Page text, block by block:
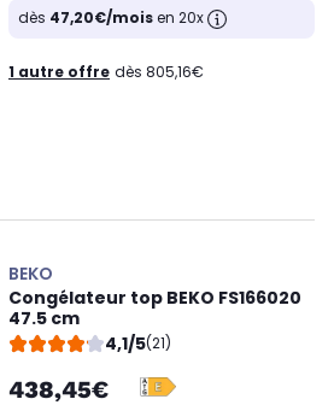
dès 47,20€/moisen 20x
1 autre offre dès 805,16€
BEKO
Congélateur top BEKO FS166020
47.5 cm
4,1/5(21)
438,45€